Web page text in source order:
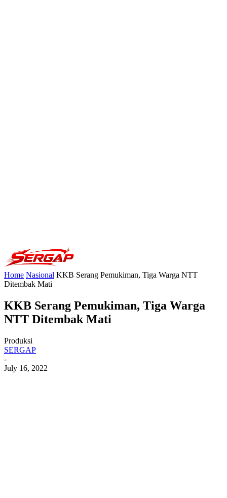
Home Nasional KKB Serang Pemukiman, Tiga Warga NTT
Ditembak Mati
KKB Serang Pemukiman, Tiga Warga
NTT Ditembak Mati
Produksi
SERGAP
-
July 16, 2022